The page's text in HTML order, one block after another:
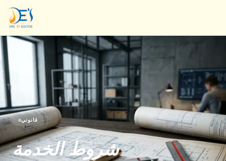
قانوني
شروط الخدمة